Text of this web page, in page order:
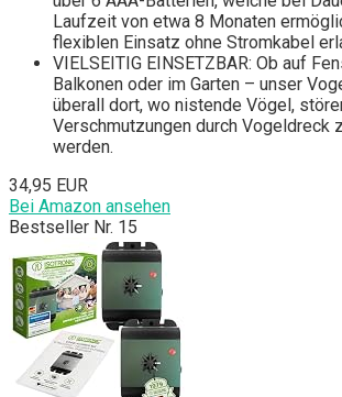
Laufzeit von etwa 8 Monaten
flexiblen Einsatz ohne Stromkabel
VIELSEITIG EINSETZBAR: Ob auf
Balkonen oder im Garten – unser
überall dort, wo nistende Vögel,
Verschmutzungen durch Vogeldreck
werden.
34,95 EUR
Bei Amazon ansehen
Bestseller Nr. 15